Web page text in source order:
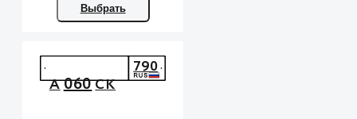
Выбрать
А060СК
790